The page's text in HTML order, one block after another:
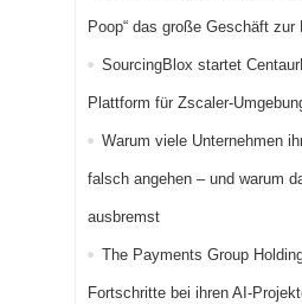
Poop“ das große Geschäft
SourcingBlox startet
Plattform für Zscaler-
Warum viele Unternehmen
falsch angehen – und warum
ausbremst
The Payments Group
Fortschritte bei ihren AI-